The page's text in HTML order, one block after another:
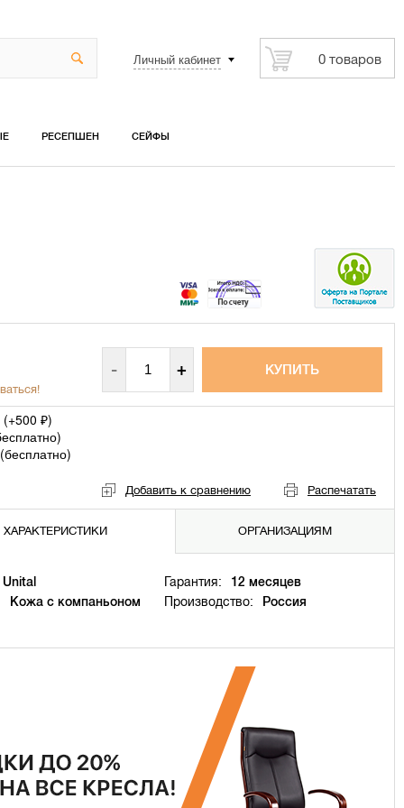
Личный кабинет 0 товаров
РЕСЕПШЕН СЕЙФЫ
- +
(+500 ₽)
)
бесплатно)
Добавить к сравнению Распечатать
ХАРАКТЕРИСТИКИ ОРГАНИЗАЦИЯМ
Unital Гарантия:
12 месяцев
Кожа с компаньоном Производство: Россия